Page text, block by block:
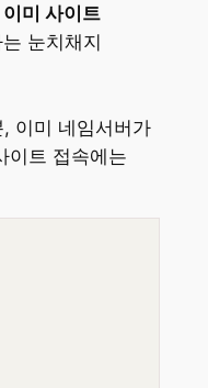
이미 사이트
눈치채지
이미 네임서버가
이트 접속에는